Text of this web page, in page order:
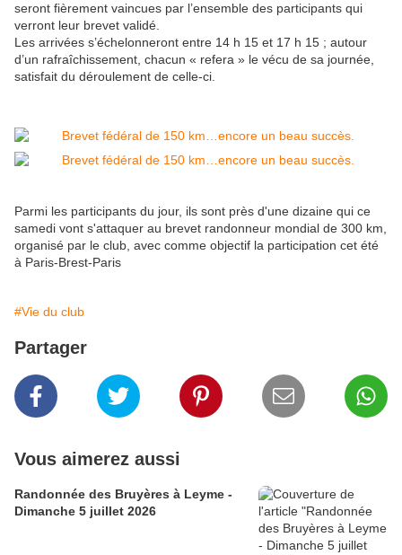
seront fièrement vaincues par l’ensemble des participants qui
verront leur brevet validé.
Les arrivées s’échelonneront entre 14 h 15 et 17 h 15 ; autour
d’un rafraîchissement, chacun « refera » le vécu de sa journée,
satisfait du déroulement de celle-ci.
Parmi les participants du jour, ils sont près d'une dizaine qui ce
samedi vont s'attaquer au brevet randonneur mondial de 300 km,
organisé par le club, avec comme objectif la participation cet été
à Paris-Brest-Paris
#Vie du club
Partager
Vous aimerez aussi
Randonnée des Bruyères à Leyme -
Dimanche 5 juillet 2026